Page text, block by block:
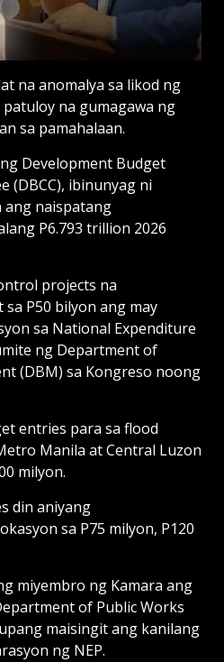
na anomalya sa likod ng
na gumagawa ng
sa pamahalaan.
Development Budget
(DBCC), ibinunyag ni
ang naispatang
P6.793 trillion 2026
projects na
P50 bilyon ang may
sa National Expenditure
ng Department of
(DBM) sa Kongreso noong
entries para sa flood
Manila at Central Luzon
milyon.
din aniyang
sa P75 milyon, P120
miyembro ng Kamara ang
of Public Works
maisingit ang kanilang
ng NEP.